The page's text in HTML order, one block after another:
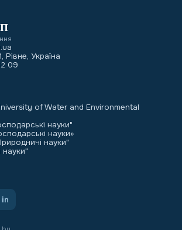
Рівне, Україна
09
of Water and Environmental
науки"
науки»
науки"
науки"